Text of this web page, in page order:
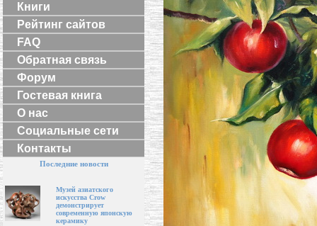
Книги
Рейтинг сайтов
FAQ
Обратная связь
Форум
Гостевая книга
О нас
Социальные сети
Контакты
Последние новости
Музей азиатского
искусства Crow
демонстрирует
современную японскую
керамику